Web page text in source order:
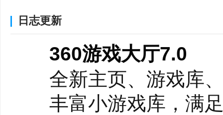
日志更新
360游戏大厅7.0
全新主页、游戏库、
丰富小游戏库，满足